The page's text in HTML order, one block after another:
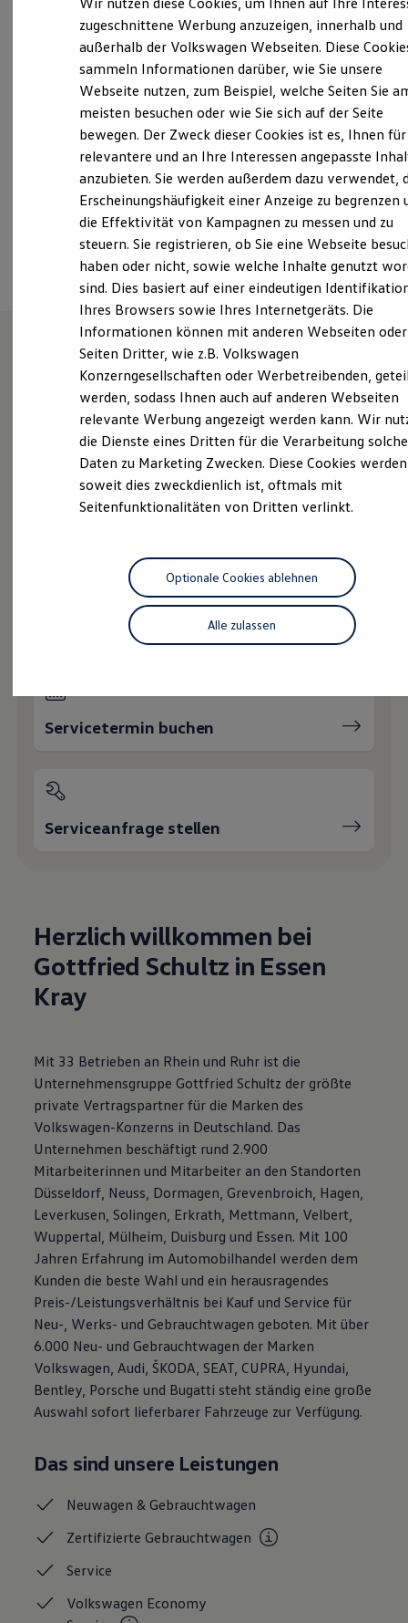
Reichweite
Reichweite der ID. Modelle
Reichweite im Winter
Laden
Laden unterwegs
Laden Zuhause
Ladestationen finden
Ladezeitensimulator
Batterie
Sicherheit
Garantie und Lebensdauer
Nachhaltigkeit
Technologie
Kosten und Kauf
Verbrauchskosten
Kaufoptionen
E-Auto-Förderung
Software und Konnektivität
ID. Software Versionen und Updates
Digitale Extras
Schnittstellen zu Ihrem ID.
Hybridautos
Marke und Erlebnis
Volkswagen R und R Experience
R-Modelle
Driving Experience
Volkswagen entdecken
Lifestyle Shop
T-Roc Kollektion
Golf Kollektion
ID. Kollektion
Volkswagen Kollektion
R-Kollektion
Besitzer und Service
myVolkswagen
Motorenöl und Flüssigkeiten
Räder und Reifen
Schutz und Pflege
Transport
Entertainment und Elektronik
Digitale Extras
Handy und Fahrzeug verbinden
Updates für Software, Karten und Radio
Über Ihr Auto
Vorgängermodelle
Kundeninformationen
Volkswagen Kundenbetreuung
Warn- und Kontrollleuchten
Assistenzsysteme
Digitale Betriebsanleitung
Live Beratung
Magazin
Lifestyle
Transport
Familie
Elektromobilität
Volkswagen R
Pannen- und Unfallhilfe
Volkswagen Kundenbetreuung
info_14@gottfried-schultz.de
+49 201 85980
Montag- Freitag 07:00 -18:00 Uhr
Samstag
09:00-14:00 Uhr
Sonntag
Geschlossen
Ansprechpartner
Wie können wir
Ihnen weiterhelfen?
Fahrzeugangebot anfordern
Servicetermin buchen
Serviceanfrage stellen
Herzlich willkommen bei
Gottfried Schultz in Essen
Kray
Mit 33 Betrieben an Rhein und Ruhr ist die
Unternehmensgruppe Gottfried Schultz der größte
private Vertragspartner für die Marken des
Volkswagen-Konzerns in Deutschland. Das
Unternehmen beschäftigt rund 2.900
Mitarbeiterinnen und Mitarbeiter an den Standorten
Düsseldorf, Neuss, Dormagen, Grevenbroich, Hagen,
Leverkusen, Solingen, Erkrath, Mettmann, Velbert,
Wuppertal, Mülheim, Duisburg und Essen. Mit 100
Jahren Erfahrung im Automobilhandel werden dem
Kunden die beste Wahl und ein herausragendes
Preis-/Leistungsverhältnis bei Kauf und Service für
Neu-, Werks- und Gebrauchtwagen geboten. Mit über
6.000 Neu- und Gebrauchtwagen der Marken
Volkswagen, Audi, ŠKODA, SEAT, CUPRA, Hyundai,
Bentley, Porsche und Bugatti steht ständig eine große
Auswahl sofort lieferbarer Fahrzeuge zur Verfügung.
Das sind unsere Leistungen
Neuwagen &Gebrauchtwagen
ZertifizierteGebrauchtwagen
Service
Volkswagen Economy
zugeschnittene Werbung anzuzeigen, innerhalb und
außerhalb der Volkswagen Webseiten. Diese
sammeln Informationen darüber, wie Sie unsere
Webseite nutzen, zum Beispiel, welche Seiten Sie
meisten besuchen oder wie Sie sich auf der Seite
bewegen. Der Zweck dieser Cookies ist es, Ihnen für
relevantere und an Ihre Interessen angepasste
anzubieten. Sie werden außerdem dazu verwendet,
Erscheinungshäufigkeit einer Anzeige zu begrenzen
die Effektivität von Kampagnen zu messen und zu
steuern. Sie registrieren, ob Sie eine Webseite
haben oder nicht, sowie welche Inhalte genutzt
sind. Dies basiert auf einer eindeutigen
Ihres Browsers sowie Ihres Internetgeräts. Die
Informationen können mit anderen Webseiten oder
Seiten Dritter, wie z.B. Volkswagen
Konzerngesellschaften oder Werbetreibenden,
werden, sodass Ihnen auch auf anderen Webseiten
relevante Werbung angezeigt werden kann. Wir
die Dienste eines Dritten für die Verarbeitung
Daten zu Marketing Zwecken. Diese Cookies
soweit dies zweckdienlich ist, oftmals mit
Seitenfunktionalitäten von Dritten verlinkt.
Alle zulassen
Optionale Cookies ablehnen